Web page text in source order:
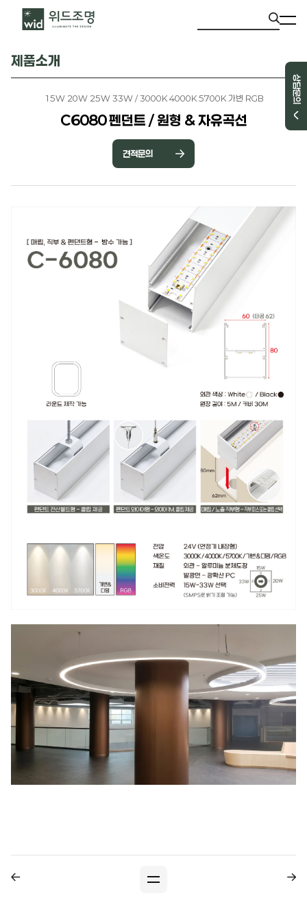
상담문의
제품소개
15W 20W 25W 33W / 3000K 4000K 5700K 가변 RGB
C6080 펜던트 / 원형 & 자유곡선
견적문의